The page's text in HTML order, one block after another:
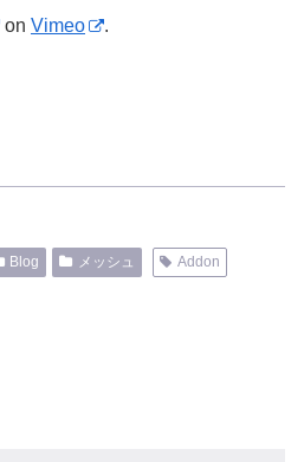
on Vimeo .
Blog メッシュ
Addon